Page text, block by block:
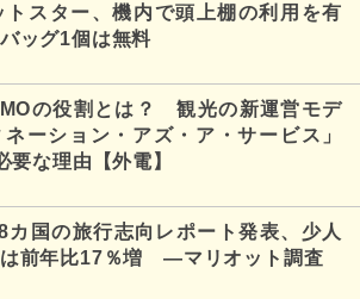
スター、機内で頭上棚の利用を有
ッグ1個は無料
の役割とは？ 観光の新運営モデ
ーション・アズ・ア・サービス」
要な理由【外電】
カ国の旅行志向レポート発表、少人
は前年比17％増 ―マリオット調査